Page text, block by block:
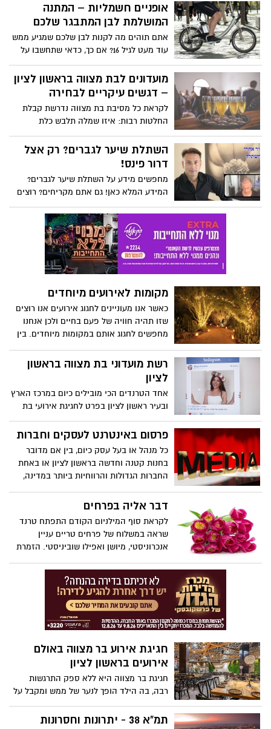
שלכם, ולחברים טובים חשוב לדאוג. אז לפני
שהוא מתקלקל ועוצר את שגרת האימונים
על תחזוקה שוטפת פשוטה שתאפשר לכם
ליהנות ממנו שנים רבות
אופניים חשמליות – המתנה
המושלמת לבן המתבגר שלכם
אתם תוהים מה לקנות לבן שלכם שמגיע ממש
עוד מעט לגיל 16? אם כך, כדאי שתחשבו על
משהו שיאפשר לו לנוע ממקום למקום בלי
שהוא יזקק לכם או לתחבורה ציבורית.
מועדונים לבת מצווה בראשון לציון
– דגשים עיקריים לבחירה
לקראת כל מסיבת בת מצווה נדרשת קבלת
החלטות רבות: איזו שמלה תלבש כלת
השמחה, האם ואיפה יצולם בוק לכבוד
האירוע ואולי יצטרף אליו גם קליפ מושקע
לחגיגת המעבר מהילדות אל גיל ההתבגרות,
וכמובן איפה לערוך את המסיבה.
השתלת שיער לגברים? רק אצל
דרור פינס!
מחפשים מידע על השתלת שיער לגברים?
המידע המלא כאן! גם אתם מקריחים? רוצים
לעצור את זה?! להרגיש טוב במראה מושלם?!
לדרור פינס-השתלת שיער לגברים יש את
הפתרון המושלם עבורכם!
מקומות לאירועים מיוחדים
כאשר אנו מעוניינים לחגוג אירועים אנו רוצים
שזו תהיה חוויה של פעם בחיים ולכן אנחנו
מחפשים לחגוג אותם במקומות מיוחדים. בין
אטרקציה תמיד אפשר למצוא את המקום
שיהפוך את האירוע שלכם ליחיד ומיוחד
ויהפוך את חלומכם למציאות. במאמר הבא
גיבשנו לכם כמה הצעות ורעיונות לאירועים
יחודיים.
רשת מועדוני בת מצווה בראשון
לציון
אחד הטרנדים הכי מובילים כיום במרכז הארץ
ובעיר ראשון לציון בפרט לחגיגת אירועי בת
מצווה, היא עריכת האירוע במועדוני בת
מצווה.
פרסום באינטרנט לעסקים וחברות
כל מנהל או בעל עסק כיום, בין אם מדובר
בחנות קטנה וחדשה בראשון לציון או באחת
החברות הגדולות והרווחיות ביותר במדינה,
והפרסום של העסק, ובחיוניותו להצלחת
יעיל אף עסק אינו יכול להמשיך לפעול לאורך
זמן, שכן ללא הגדלה מתמדת של מצבת
הלקוחות, פריצה לשווקים חדשים ושימור
הפעילות העסקית הקיימת, לא ניתן להמשיך
ולפעול ברווחיות לאורך זמן בשוק התחרותי
הקיים כיום. בתוך עולם הפרסום והשיווק,
המגמה הברורה ביותר בעשור האחרון היא של
מעבר לתחום השיווק הדיגיטלי – שיווק
ופרסום דרך רשת האינטרנט, בשלל כלים
הפוטנציאל הגלום עבור חברות ועסקים
בפרסום באינטרנט וכיצד מומלץ לפעול על
מנת לנצל פוטנציאל זה באופן היעיל ביותר?
דבר אליה בפרחים
לקראת סוף המילניום הקודם התפתח טרנד
שראה במשלוח של פרחים טריים עניין
אנכרוניסטי, מיושן ואפילו שוביניסטי. הזמרת
נדמה שהמחווה הרומנטית הגדולה הזו עומדת
לפוג מהעולם.
חגיגת אירוע בר מצווה באולם
אירועים בראשון לציון
חגיגת בר מצווה היא ללא ספק התרגשות
רבה, בה הילד הופך לנער של ממש ומקבל על
עצמו את עול המצוות.
תמ"א 38 - יתרונות וחסרונות